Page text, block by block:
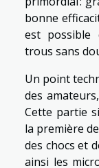
bonne
est possible
trous sans
Un point
des
Cette partie
la première
des chocs et
ainsi les